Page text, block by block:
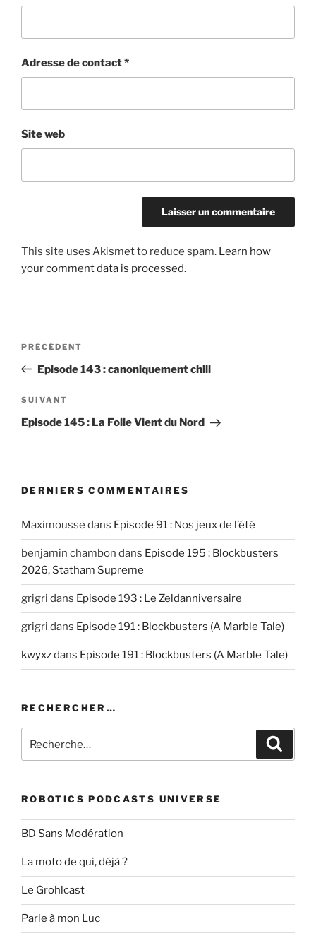
Adresse de contact*
Site web
This site uses Akismet to reduce spam. Learn how
your comment data is processed.
Post
Article
précédent
PRÉCÉDENT
Episode 143 : canoniquement chill
Article
suivant
SUIVANT
Episode 145 : La Folie Vient du Nord
DERNIERS COMMENTAIRES
Maximousse dans Episode 91 : Nos jeux de l’été
benjamin chambon dans Episode 195 : Blockbusters
2026, Statham Supreme
grigri dans Episode 193 : Le Zeldanniversaire
grigri dans Episode 191 : Blockbusters (A Marble Tale)
kwyxzdans Episode 191 : Blockbusters (A Marble Tale)
RECHERCHER…
pour
ROBOTICS PODCASTS UNIVERSE
BD Sans Modération
La moto de qui, déjà ?
Le Grohlcast
Parle à mon Luc